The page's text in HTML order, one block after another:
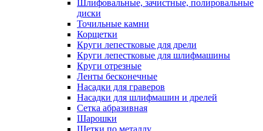
Шлифовальные, зачистные, полировальные
диски
Точильные камни
Корщетки
Круги лепестковые для дрели
Круги лепестковые для шлифмашины
Круги отрезные
Ленты бесконечные
Насадки для граверов
Насадки для шлифмашин и дрелей
Сетка абразивная
Шарошки
Щетки по металлу